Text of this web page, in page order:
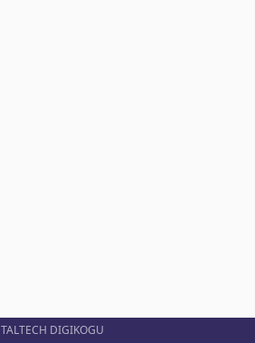
TALTECH DIGIKOGU